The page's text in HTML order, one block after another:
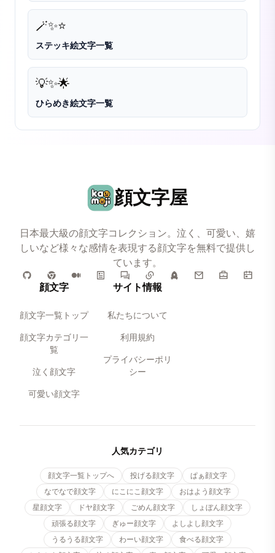
🪄✨⭐
ステッキ絵文字一覧
💡✨🌟
ひらめき絵文字一覧
顔文字屋
日本最大級の顔文字コレクション。泣く、可愛い、嬉
しいなど様々な感情を表現する顔文字を無料で提供し
ています。
顔文字
顔文字一覧トップ
顔文字カテゴリ一
覧
泣く顔文字
可愛い顔文字
サイト情報
私たちについて
利用規約
プライバシーポリ
シー
人気カテゴリ
顔文字一覧トップへ 投げる顔文字
ぱぁ顔文字
なでなで顔文字
にこにこ顔文字
おはよう顔文字
星顔文字
ドヤ顔文字 ごめん顔文字
しょぼん顔文字
頑張る顔文字
ぎゅー顔文字
よしよし顔文字
うるうる顔文字
わーい顔文字
食べる顔文字